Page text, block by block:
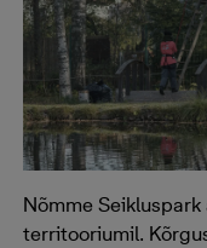
Nõmme
territooriumil.